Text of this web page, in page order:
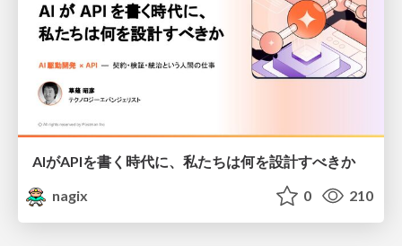
AIがAPIを書く時代に、私たちは何を設計すべきか
nagix
0 210